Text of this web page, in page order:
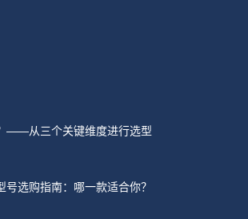
——从三个关键维度进行选型
选购指南：哪一款适合你？